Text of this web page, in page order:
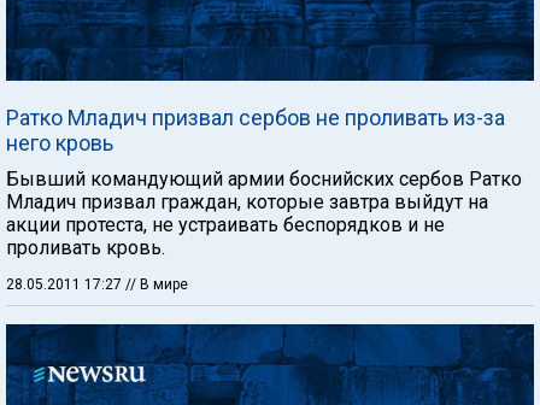
Ратко Младич призвал сербов не проливать из-за
него кровь
Бывший командующий армии боснийских сербов Ратко
Младич призвал граждан, которые завтра выйдут на
акции протеста, не устраивать беспорядков и не
проливать кровь.
28.05.2011 17:27 // В мире